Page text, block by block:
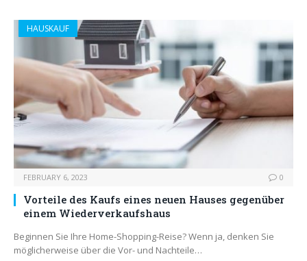
HAUSKAUF
FEBRUARY 6, 2023 0
Vorteile des Kaufs eines neuen Hauses gegenüber
einem Wiederverkaufshaus
Beginnen Sie Ihre Home-Shopping-Reise? Wenn ja, denken Sie
möglicherweise über die Vor- und Nachteile…